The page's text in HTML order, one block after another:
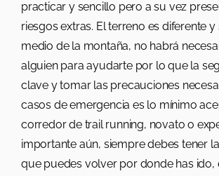
practicar y sencillo pero a su vez
riesgos extras. El terreno es diferente y
medio de la montaña, no habrá
alguien para ayudarte por lo que la
clave y tomar las precauciones
casos de emergencia es lo mínimo
corredor de trail running, novato o
importante aún, siempre debes tener
que puedes volver por donde has ido,